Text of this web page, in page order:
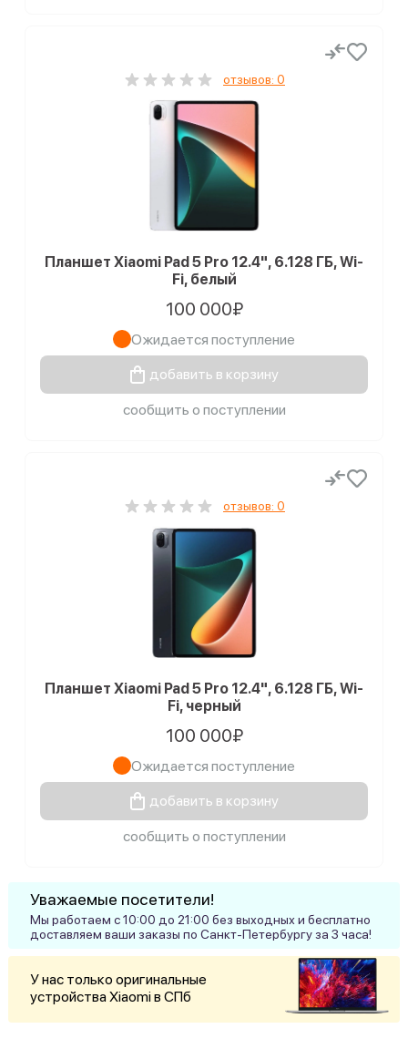
отзывов: 0
Планшет Xiaomi Pad 5 Pro 12.4", 6.128 ГБ, Wi-
Fi, белый
100 000₽
Ожидается поступление
добавить в корзину
сообщить о поступлении
отзывов: 0
Планшет Xiaomi Pad 5 Pro 12.4", 6.128 ГБ, Wi-
Fi, черный
100 000₽
Ожидается поступление
добавить в корзину
сообщить о поступлении
Уважаемые посетители!
Мы работаем с 10:00 до 21:00 без выходных и бесплатно
доставляем ваши заказы по Санкт-Петербургу за 3 часа!
У нас только оригинальные
устройства Xiaomi в СПб